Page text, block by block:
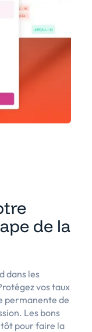
de la
dans les
vos taux
permanente de
Les bons
pour faire la